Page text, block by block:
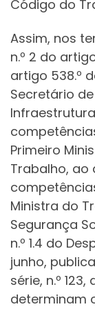
Código do
Assim, nos
n.º 2 do
artigo 538.º
Secretário
Primeiro
Trabalho,
Ministra do
Segurança
n.º 1.4 do
junho,
série, n.º
determinam